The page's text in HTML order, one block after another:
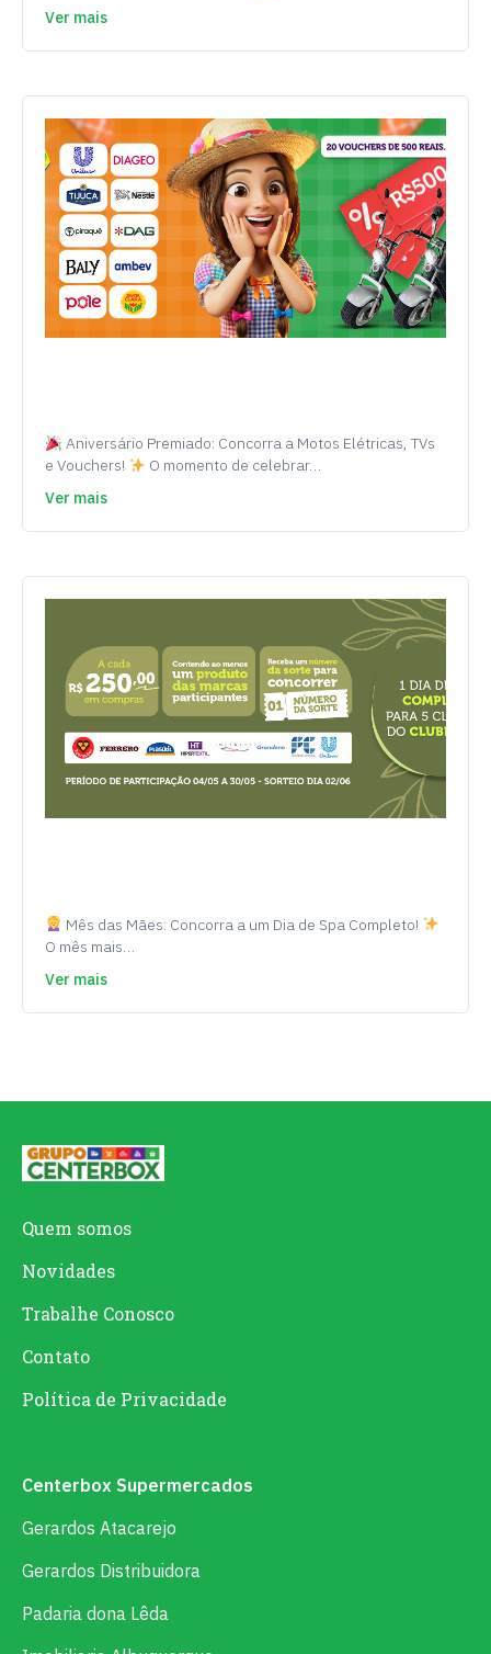
Ver mais
Aniversário Premiado: Concorra a Motos Elétricas, TVs
e Vouchers!
O momento de celebrar…
Ver mais
Mês das Mães: Concorra a um Dia de Spa Completo!
O mês mais…
Ver mais
Quem somos
Novidades
Trabalhe Conosco
Contato
Política de Privacidade
Centerbox Supermercados
Gerardos Atacarejo
Gerardos Distribuidora
Padaria dona Lêda